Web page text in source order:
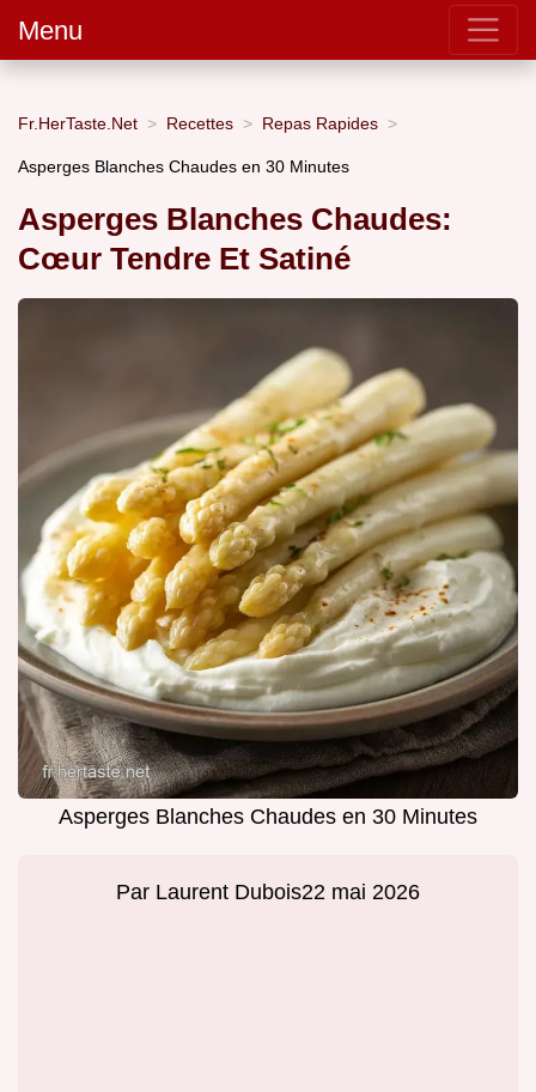
Menu
Fr.HerTaste.Net Recettes Repas Rapides
Asperges Blanches Chaudes en 30 Minutes
Asperges Blanches Chaudes:
Cœur Tendre Et Satiné
Asperges Blanches Chaudes en 30 Minutes
Par Laurent Dubois22 mai 2026